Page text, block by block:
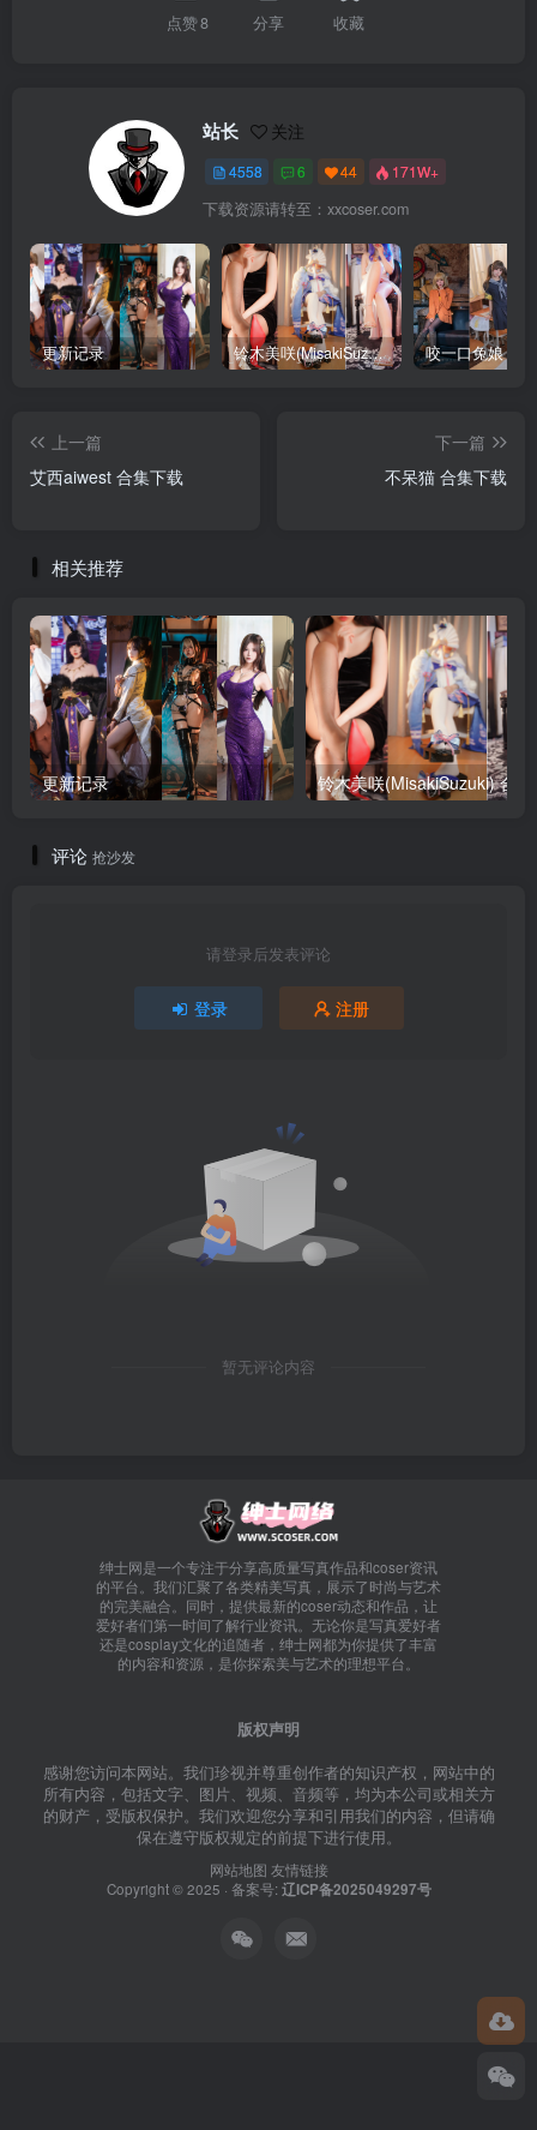
点赞8 分享 收藏
站长 关注
4558 6 44 171W+
下载资源请转至：xxcoser.com
更新记录 铃木美咲(MisakiSuzuki) 合集下载 咬一口兔娘 合
上一篇
艾西aiwest 合集下载
下一篇
不呆猫 合集下载
相关推荐
更新记录
评论 抢沙发
请登录后发表评论
登录 注册
暂无评论内容
绅士网是一个专注于分享高质量写真作品和coser资讯
的平台。我们汇聚了各类精美写真，展示了时尚与艺术
的完美融合。同时，提供最新的coser动态和作品，让
爱好者们第一时间了解行业资讯。无论你是写真爱好者
还是cosplay文化的追随者，绅士网都为你提供了丰富
的内容和资源，是你探索美与艺术的理想平台。
版权声明
感谢您访问本网站。我们珍视并尊重创作者的知识产权，网站中的
所有内容，包括文字、图片、视频、音频等，均为本公司或相关方
的财产，受版权保护。我们欢迎您分享和引用我们的内容，但请确
保在遵守版权规定的前提下进行使用。
网站地图 友情链接
Copyright © 2025 · 备案号: 辽ICP备2025049297号